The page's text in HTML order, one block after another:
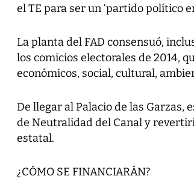
el TE para ser un ‘partido político
La planta del FAD consensuó,
los comicios electorales de 2014,
económicos, social, cultural,
De llegar al Palacio de las Garzas,
de Neutralidad del Canal y
estatal.
¿CÓMO SE FINANCIARÁN?